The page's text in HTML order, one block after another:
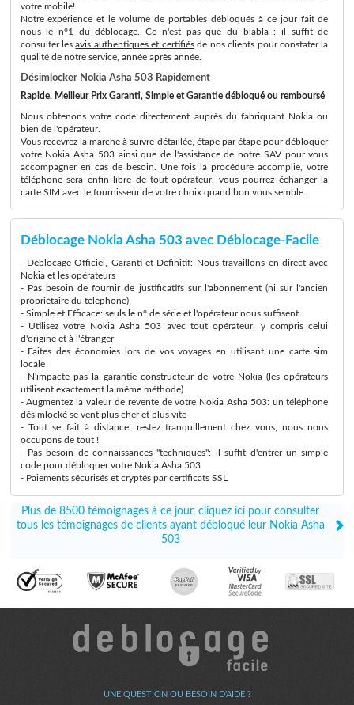
votre mobile!
Notre expérience et le volume de portables débloqués à ce jour fait de
nous le n°1 du déblocage. Ce n'est pas que du blabla : il suffit de
consulter lesavis authentiques et certifiésde nos clients pour constater la
qualité de notre service, année après année.
Désimlocker Nokia Asha 503 Rapidement
Rapide, Meilleur Prix Garanti, Simple et Garantie débloqué ou remboursé
Nous obtenons votre code directement auprès du fabriquant Nokia ou
bien de l'opérateur.
Vous recevrez la marche à suivre détaillée, étape par étape pour débloquer
votre Nokia Asha 503 ainsi que de l'assistance de notre SAV pour vous
accompagner en cas de besoin. Une fois la procédure accomplie, votre
téléphone sera enfin libre de tout opérateur, vous pourrez échanger la
carte SIM avec le fournisseur de votre choix quand bon vous semble.
Déblocage Nokia Asha 503 avec Déblocage-Facile
- Déblocage Officiel, Garanti et Définitif: Nous travaillons en direct avec
Nokia et les opérateurs
- Pas besoin de fournir de justificatifs sur l'abonnement (ni sur l'ancien
propriétaire du téléphone)
- Simple et Efficace: seuls le n° de série et l'opérateur nous suffisent
- Utilisez votre Nokia Asha 503 avec tout opérateur, y compris celui
d'origine et à l'étranger
- Faites des économies lors de vos voyages en utilisant une carte sim
locale
- N'impacte pas la garantie constructeur de votre Nokia (les opérateurs
utilisent exactement la même méthode)
- Augmentez la valeur de revente de votre Nokia Asha 503: un téléphone
désimlocké se vent plus cher et plus vite
- Tout se fait à distance: restez tranquillement chez vous, nous nous
occupons de tout !
- Pas besoin de connaissances "techniques": il suffit d'entrer un simple
code pour débloquer votre Nokia Asha 503
- Paiements sécurisés et cryptés par certificats SSL
Plus de 8500 témoignages à ce jour, cliquez ici pour consulter
tous les témoignages de clients ayant débloqué leur Nokia Asha
503
UNE QUESTION OU BESOIN D'AIDE ?